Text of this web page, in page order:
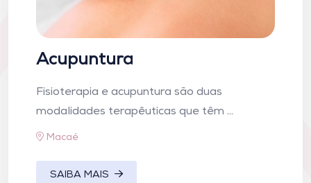
Acupuntura
Fisioterapia e acupuntura são duas
modalidades terapêuticas que têm ...
Macaé
SAIBA MAIS